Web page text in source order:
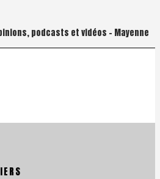
podcasts et vidéos – Mayenne